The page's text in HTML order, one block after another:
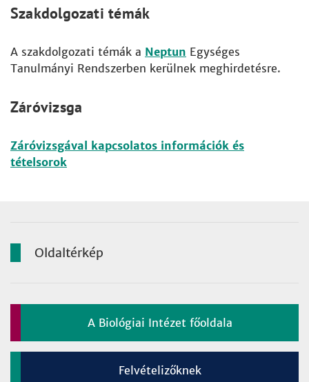
Szakdolgozati témák
A szakdolgozati témák a Neptun Egységes
Tanulmányi Rendszerben kerülnek meghirdetésre.
Záróvizsga
Záróvizsgával kapcsolatos információk és
tételsorok
Oldaltérkép
A Biológiai Intézet főoldala
Felvételizőknek